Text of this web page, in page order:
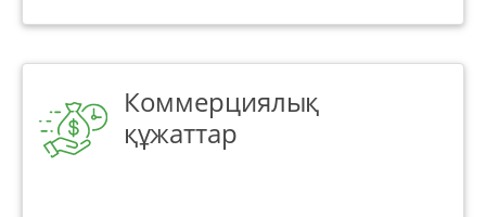
Коммерциялық
құжаттар